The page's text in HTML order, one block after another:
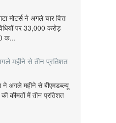
मोटर्स ने अगले चार वित्त
पर 33,000 करोड़
क...
महीने से तीन प्रतिशत
ने अगले महीने से बीएमडब्ल्यू
कीमतों में तीन प्रतिशत